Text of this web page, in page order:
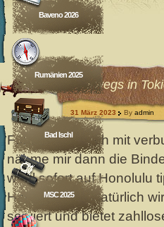
Baveno 2026
Rumänien 2025
Bad Ischl
MSC 2025
Unterwegs in
31 März 2023 By admin
Führte man mich mit
nähme mir dann die
wohl sofort auf Honolulu
Hawaiimusik. Natürlich
serviert und bietet